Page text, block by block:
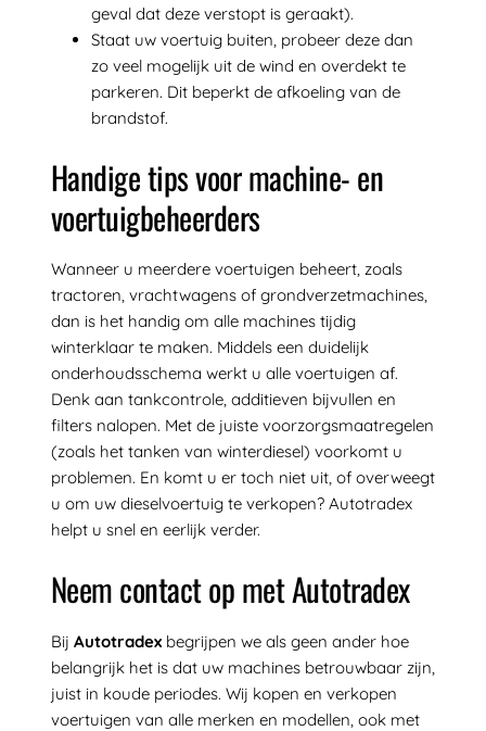
geval dat deze verstopt is geraakt).
Staat uw voertuig buiten, probeer deze dan
zo veel mogelijk uit de wind en overdekt te
parkeren. Dit beperkt de afkoeling van de
brandstof.
Handige tips voor machine- en
voertuigbeheerders
Wanneer u meerdere voertuigen beheert, zoals
tractoren, vrachtwagens of grondverzetmachines,
dan is het handig om alle machines tijdig
winterklaar te maken. Middels een duidelijk
onderhoudsschema werkt u alle voertuigen af.
Denk aan tankcontrole, additieven bijvullen en
filters nalopen. Met de juiste voorzorgsmaatregelen
(zoals het tanken van winterdiesel) voorkomt u
problemen. En komt u er toch niet uit, of overweegt
u om uw dieselvoertuig te verkopen? Autotradex
helpt u snel en eerlijk verder.
Neem contact op met Autotradex
Bij Autotradexbegrijpen we als geen ander hoe
belangrijk het is dat uw machines betrouwbaar zijn,
juist in koude periodes. Wij kopen en verkopen
voertuigen van alle merken en modellen, ook met